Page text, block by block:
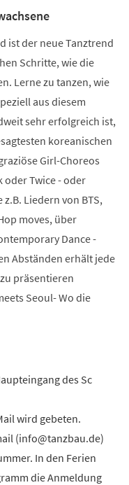
ist der neue Tanztrend
Schritte, wie die
Lerne zu tanzen, wie
aus diesem
sehr erfolgreich ist,
koreanischen
Girl-Choreos
oder Twice - oder
Liedern von BTS,
moves, über
Dance -
Abständen erhält jede
präsentieren
Seoul- Wo die
des Sc
wird gebeten.
(info@tanzbau.de)
In den Ferien
die Anmeldung